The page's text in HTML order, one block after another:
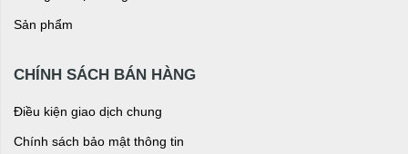
Sản phẩm
CHÍNH SÁCH BÁN HÀNG
Điều kiện giao dịch chung
Chính sách bảo mật thông tin